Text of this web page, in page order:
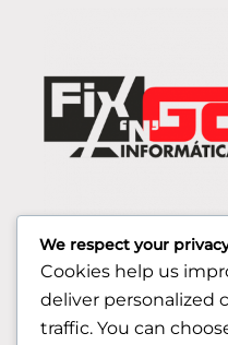
We respect your
Cookies help us
deliver personalized
traffic. You can